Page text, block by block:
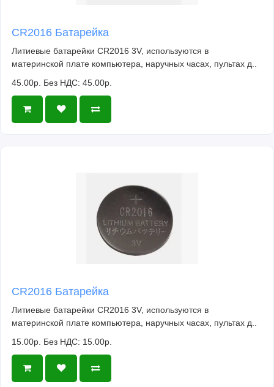
CR2016 Батарейка
Литиевые батарейки CR2016 3V, используются в
материнской плате компьютера, наручных часах, пультах д..
45.00р. Без НДС: 45.00р.
CR2016 Батарейка
Литиевые батарейки CR2016 3V, используются в
материнской плате компьютера, наручных часах, пультах д..
15.00р. Без НДС: 15.00р.